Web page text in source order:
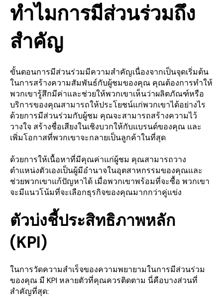
ทำไมการมีส่วนร่วมถึง
สำคัญ
ขั้นตอนการมีส่วนร่วมมีความสำคัญเนื่องจากเป็นจุดเริ่มต้น
ในการสร้างความสัมพันธ์กับผู้ชมของคุณ คุณต้องการทำให้
พวกเขารู้สึกมีค่าและช่วยให้พวกเขาเห็นว่าผลิตภัณฑ์หรือ
บริการของคุณสามารถให้ประโยชน์แก่พวกเขาได้อย่างไร
ด้วยการมีส่วนร่วมกับผู้ชม คุณจะสามารถสร้างความไว้
วางใจ สร้างชื่อเสียงในเชิงบวกให้กับแบรนด์ของคุณ และ
เพิ่มโอกาสที่พวกเขาจะกลายเป็นลูกค้าในที่สุด
ด้วยการให้เนื้อหาที่มีคุณค่าแก่ผู้ชม คุณสามารถวาง
ตำแหน่งตัวเองเป็นผู้มีอำนาจในอุตสาหกรรมของคุณและ
ช่วยพวกเขาแก้ปัญหาได้ เมื่อพวกเขาพร้อมที่จะซื้อ พวกเขา
จะมีแนวโน้มที่จะเลือกธุรกิจของคุณมากกว่าคู่แข่ง
ตัวบ่งชี้ประสิทธิภาพหลัก
(KPI)
ในการวัดความสำเร็จของความพยายามในการมีส่วนร่วม
ของคุณ มี KPI หลายตัวที่คุณควรติดตาม นี่คือบางส่วนที่
สำคัญที่สุด: